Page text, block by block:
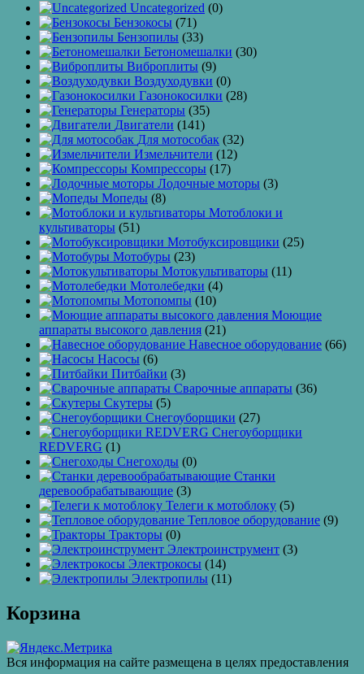
Uncategorized (0)
Бензокосы (71)
Бензопилы (33)
Бетономешалки (30)
Виброплиты (9)
Воздуходувки (0)
Газонокосилки (28)
Генераторы (35)
Двигатели (141)
Для мотособак (32)
Измельчители (12)
Компрессоры (17)
Лодочные моторы (3)
Мопеды (8)
Мотоблоки и
культиваторы (51)
Мотобуксировщики (25)
Мотобуры (23)
Мотокультиваторы (11)
Мотолебедки (4)
Мотопомпы (10)
Моющие
аппараты высокого давления (21)
Навесное оборудование (66)
Насосы (6)
Питбайки (3)
Сварочные аппараты (36)
Скутеры (5)
Снегоуборщики (27)
Снегоуборщики
REDVERG (1)
Снегоходы (0)
Станки
деревообрабатывающие (3)
Телеги к мотоблоку (5)
Тепловое оборудование (9)
Тракторы (0)
Электроинструмент (3)
Электрокосы (14)
Электропилы (11)
Корзина
Вся информация на сайте размещена в целях предоставления